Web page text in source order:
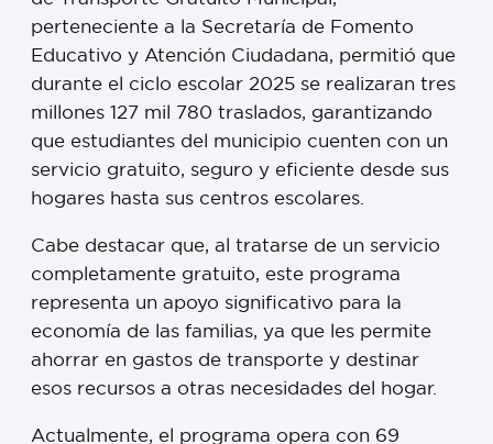
perteneciente a la Secretaría de Fomento
Educativo y Atención Ciudadana, permitió que
durante el ciclo escolar 2025 se realizaran tres
millones 127 mil 780 traslados, garantizando
que estudiantes del municipio cuenten con un
servicio gratuito, seguro y eficiente desde sus
hogares hasta sus centros escolares.
Cabe destacar que, al tratarse de un servicio
completamente gratuito, este programa
representa un apoyo significativo para la
economía de las familias, ya que les permite
ahorrar en gastos de transporte y destinar
esos recursos a otras necesidades del hogar.
Actualmente, el programa opera con 69